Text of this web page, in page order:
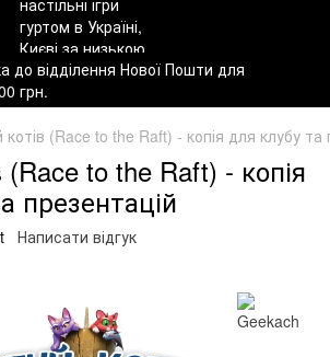
до відділення Нової Пошти для
грн.
котів (Race to the Raft) - копія для клубу та
(Race to the Raft) - копія
презентацій
Написати відгук